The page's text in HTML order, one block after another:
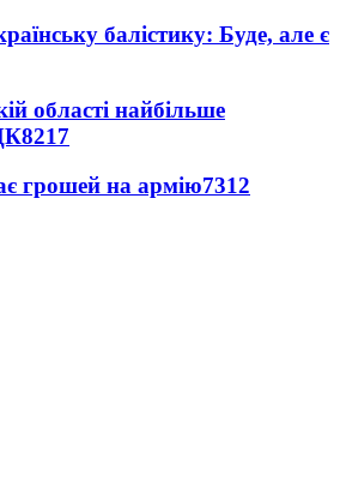
балістику: Буде, але є
області найбільше
8217
грошей на армію7312